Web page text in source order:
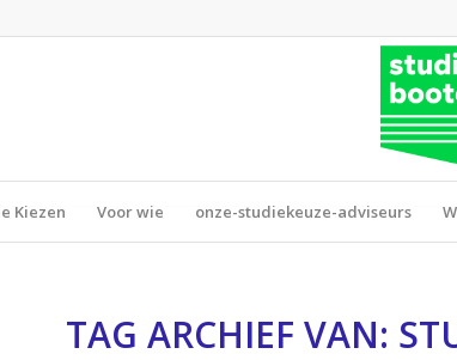
Kiezen Voor wie onze-studiekeuze-adviseurs
TAG ARCHIEF VAN: